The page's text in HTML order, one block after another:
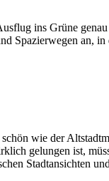
ins Grüne
Spazierwegen an,
wie der
gelungen ist,
Stadtansichten